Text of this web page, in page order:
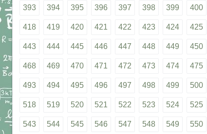
393 394 395 396 397 398 399 400
418 419 420 421 422 423 424 425
443 444 445 446 447 448 449 450
468 469 470 471 472 473 474 475
493 494 495 496 497 498 499 500
518 519 520 521 522 523 524 525
543 544 545 546 547 548 549 550